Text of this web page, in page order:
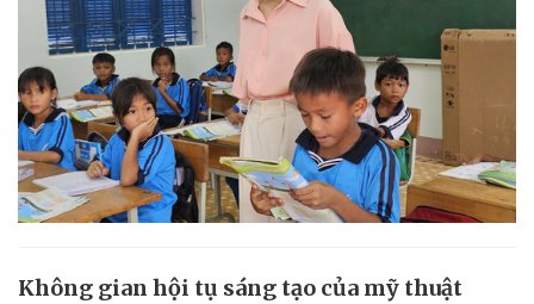
Không gian hội tụ sáng tạo của mỹ thuật